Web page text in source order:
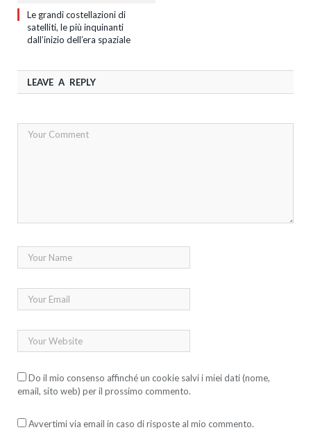
Le grandi costellazioni di
satelliti, le più inquinanti
dall’inizio dell’era spaziale
LEAVE A REPLY
Do il mio consenso affinché un cookie salvi i miei dati (nome,
email, sito web) per il prossimo commento.
Avvertimi via email in caso di risposte al mio commento.